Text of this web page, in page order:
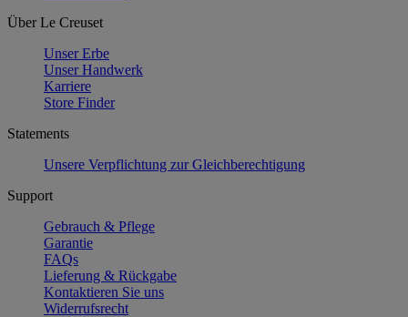
Über Le Creuset
Unser Erbe
Unser Handwerk
Karriere
Store Finder
Statements
Unsere Verpflichtung zur Gleichberechtigung
Support
Gebrauch & Pflege
Garantie
FAQs
Lieferung & Rückgabe
Kontaktieren Sie uns
Widerrufsrecht